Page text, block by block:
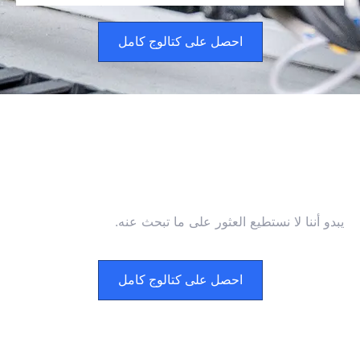
احصل على كتالوج كامل
يبدو أننا لا نستطيع العثور على ما تبحث عنه.
احصل على كتالوج كامل